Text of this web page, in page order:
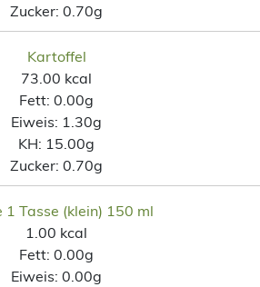
Zucker: 0.70g
Kartoffel
73.00 kcal
Fett: 0.00g
Eiweis: 1.30g
KH: 15.00g
Zucker: 0.70g
1 Tasse (klein) 150 ml
1.00 kcal
Fett: 0.00g
Eiweis: 0.00g